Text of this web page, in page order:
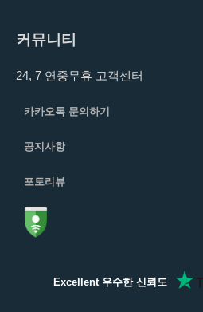
커뮤니티
24, 7 연중무휴 고객센터
카카오톡 문의하기
공지사항
포토리뷰
Excellent 우수한 신뢰도